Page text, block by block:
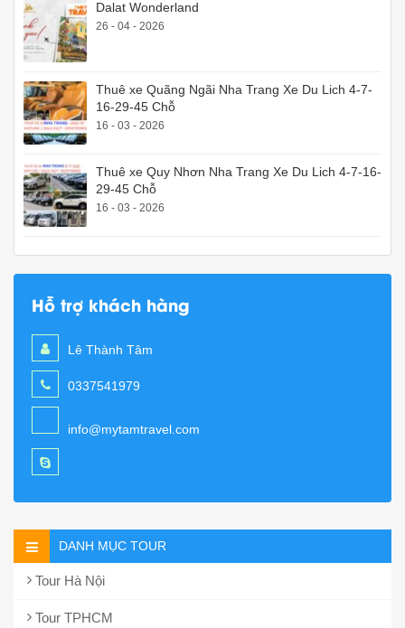
Dalat Wonderland
26 - 04 - 2026
Thuê xe Quãng Ngãi Nha Trang Xe Du Lich 4-7-
16-29-45 Chỗ
16 - 03 - 2026
Thuê xe Quy Nhơn Nha Trang Xe Du Lich 4-7-16-
29-45 Chỗ
16 - 03 - 2026
Hỗ trợ khách hàng
Lê Thành Tâm
0337541979
info@mytamtravel.com
DANH MỤC TOUR
Tour Hà Nội
Tour TPHCM